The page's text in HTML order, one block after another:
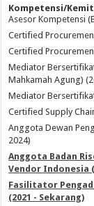
Kompetensi/
Asesor Kompetensi
Certified
Certified
Mediator
Mahkamah Agung)
Mediator
Certified Supply
Anggota Dewan
2024)
Anggota Badan
Vendor Indonesia
Fasilitator
(2021 - Sekarang)